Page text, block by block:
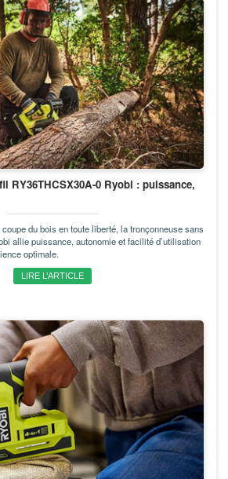
RY36THCSX30A-0 Ryobi : puissance,
coupe du bois en toute liberté, la tronçonneuse sans
allie puissance, autonomie et facilité d’utilisation
optimale.
LIRE L’ARTICLE